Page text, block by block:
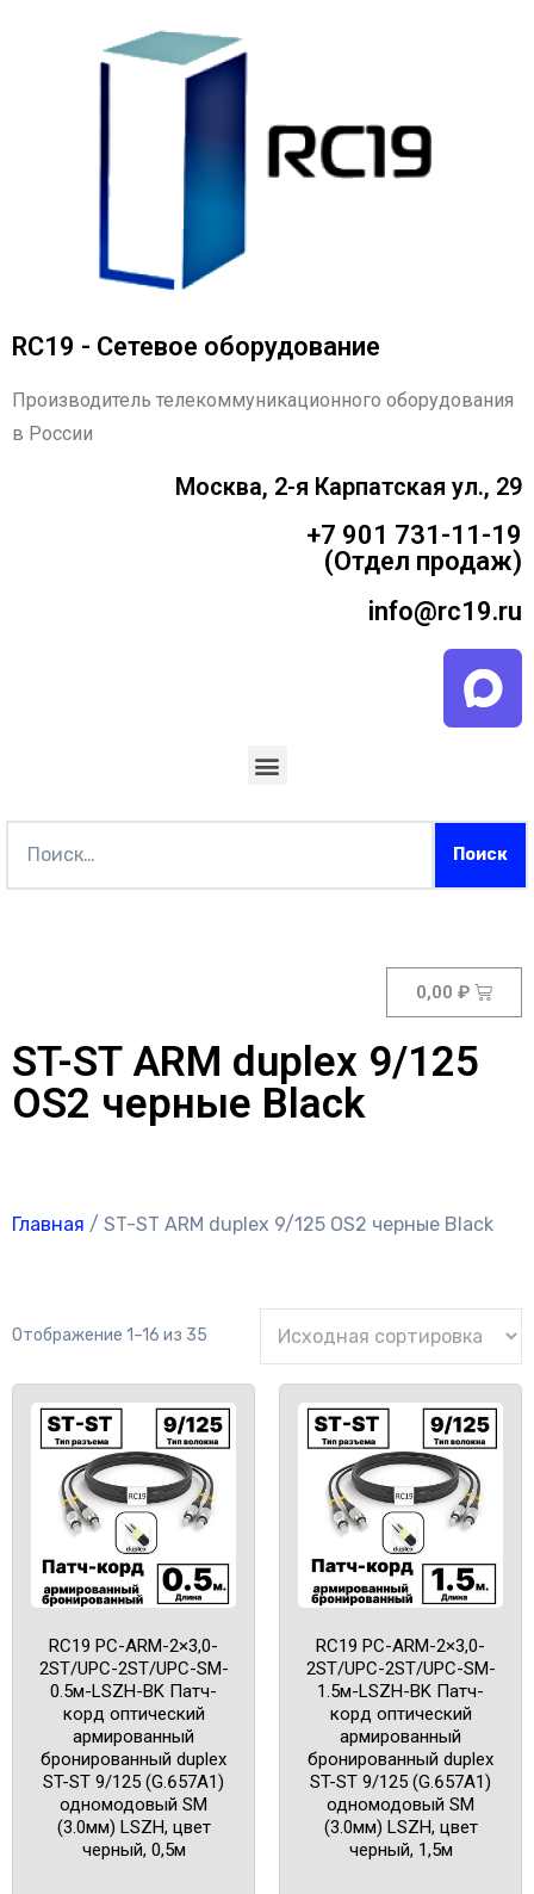
RC19 - Сетевое оборудование
Производитель телекоммуникационного оборудования
в России
Москва, 2-я Карпатская ул., 29
+7 901 731-11-19
(Отдел продаж)
info@rc19.ru
0,00 ₽
ST-ST ARM duplex 9/125
OS2 черные Black
Главная / ST-ST ARM duplex 9/125 OS2 черные Black
Отображение 1–16 из 35
RC19 PC-ARM-2×3,0-
2ST/UPC-2ST/UPC-SM-
0.5м-LSZH-BK Патч-
корд оптический
армированный
бронированный duplex
ST-ST 9/125 (G.657A1)
одномодовый SM
(3.0мм) LSZH, цвет
черный, 0,5м
RC19 PC-ARM-2×3,0-
2ST/UPC-2ST/UPC-SM-
1.5м-LSZH-BK Патч-
корд оптический
армированный
бронированный duplex
ST-ST 9/125 (G.657A1)
одномодовый SM
(3.0мм) LSZH, цвет
черный, 1,5м